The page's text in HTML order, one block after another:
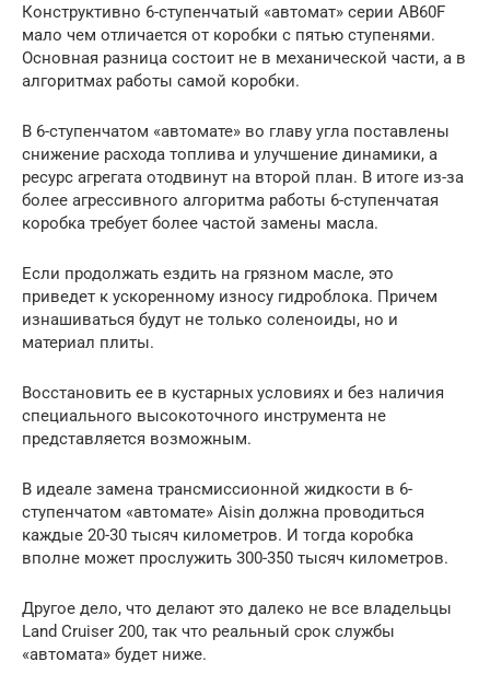
Конструктивно 6-ступенчатый «автомат» серии AB60F
мало чем отличается от коробки с пятью ступенями.
Основная разница состоит не в механической части, а в
алгоритмах работы самой коробки.
В 6-ступенчатом «автомате» во главу угла поставлены
снижение расхода топлива и улучшение динамики, а
ресурс агрегата отодвинут на второй план. В итоге из-за
более агрессивного алгоритма работы 6-ступенчатая
коробка требует более частой замены масла.
Если продолжать ездить на грязном масле, это
приведет к ускоренному износу гидроблока. Причем
изнашиваться будут не только соленоиды, но и
материал плиты.
Восстановить ее в кустарных условиях и без наличия
специального высокоточного инструмента не
представляется возможным.
В идеале замена трансмиссионной жидкости в 6-
ступенчатом «автомате» Aisin должна проводиться
каждые 20-30 тысяч километров. И тогда коробка
вполне может прослужить 300-350 тысяч километров.
Другое дело, что делают это далеко не все владельцы
Land Cruiser 200, так что реальный срок службы
«автомата» будет ниже.